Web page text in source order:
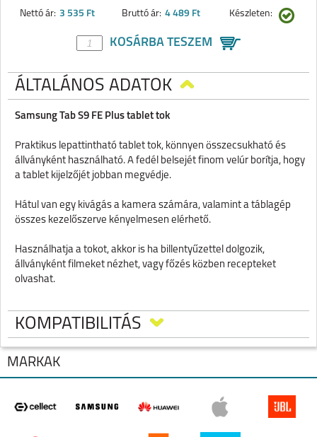
Nettó ár: 3 535 Ft Bruttó ár: 4 489 Ft Készleten:
KOSÁRBA TESZEM
ÁLTALÁNOS ADATOK
Samsung Tab S9 FE Plus tablet tok
Praktikus lepattintható tablet tok, könnyen összecsukható és
állványként használható. A fedél belsejét finom velúr borítja, hogy
a tablet kijelzőjét jobban megvédje.
Hátul van egy kivágás a kamera számára, valamint a táblagép
összes kezelőszerve kényelmesen elérhető.
Használhatja a tokot, akkor is ha billentyűzettel dolgozik,
állványként filmeket nézhet, vagy főzés közben recepteket
olvashat.
KOMPATIBILITÁS
MÁRKÁK